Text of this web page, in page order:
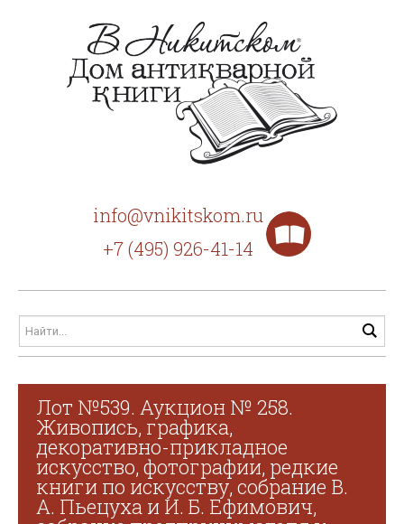
info@vnikitskom.ru
+7 (495) 926-41-14
Лот №539. Аукцион № 258.
Живопись, графика,
декоративно-прикладное
искусство, фотографии, редкие
книги по искусству, собрание В.
А. Пьецуха и И. Б. Ефимович,